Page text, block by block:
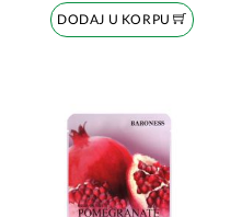
DODAJ U KORPU